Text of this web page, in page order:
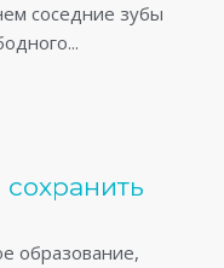
соседние зубы
образование,